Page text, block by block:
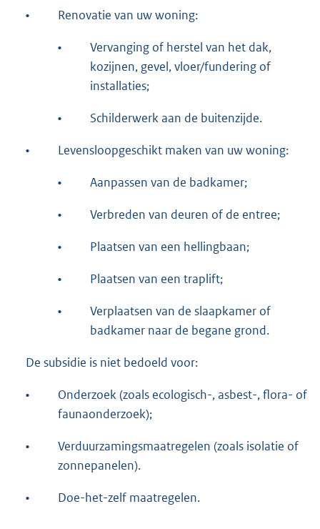
• Renovatie van uw woning:
•
Vervanging of herstel van het dak,
kozijnen, gevel, vloer/fundering of
installaties;
• Schilderwerk aan de buitenzijde.
• Levensloopgeschikt maken van uw woning:
• Aanpassen van de badkamer;
• Verbreden van deuren of de entree;
• Plaatsen van een hellingbaan;
• Plaatsen van een traplift;
•
Verplaatsen van de slaapkamer of
badkamer naar de begane grond.
De subsidie is niet bedoeld voor:
•
Onderzoek (zoals ecologisch-, asbest-, flora- of
faunaonderzoek);
•
Verduurzamingsmaatregelen (zoals isolatie of
zonnepanelen).
• Doe-het-zelf maatregelen.